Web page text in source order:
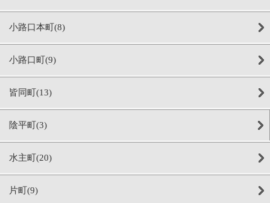
小路口本町(8)
小路口町(9)
皆同町(13)
陰平町(3)
水主町(20)
片町(9)